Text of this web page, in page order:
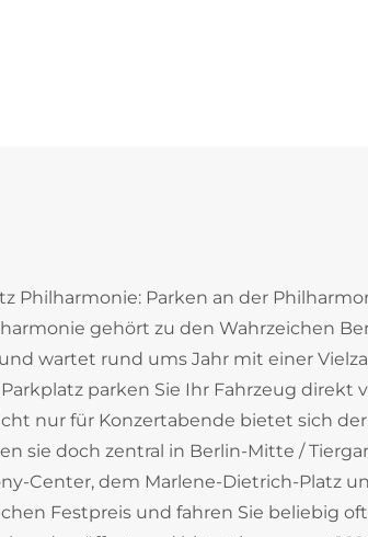
Philharmonie: Parken an der
gehört zu den Wahrzeichen
wartet rund ums Jahr mit einer
Parkplatz parken Sie Ihr Fahrzeug
nur für Konzertabende bietet sich
sie doch zentral in Berlin-Mitte /
Center, dem Marlene-Dietrich-Platz
Festpreis und fahren Sie beliebig